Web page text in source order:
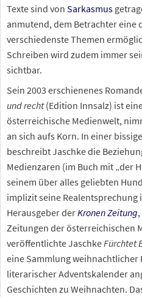
Texte sind von Sarkasmus
anmutend, dem Betrachter eine
verschiedenste Themen
Schreiben wird zudem immer
sichtbar.
Sein 2003 erschienenes
und recht(Edition Innsalz) ist
österreichische Medienwelt,
an sich aufs Korn. In einer
beschreibt Jaschke die
Medienzaren (im Buch mit „der
seinem über alles geliebten
implizit seine Realentsprechung
Herausgeber derKronen Zeitung
Zeitungen der österreichischen
veröffentlichte JaschkeFürchtet
eine Sammlung weihnachtlicher
literarischer Adventskalender
Geschichten zu Weihnachten.